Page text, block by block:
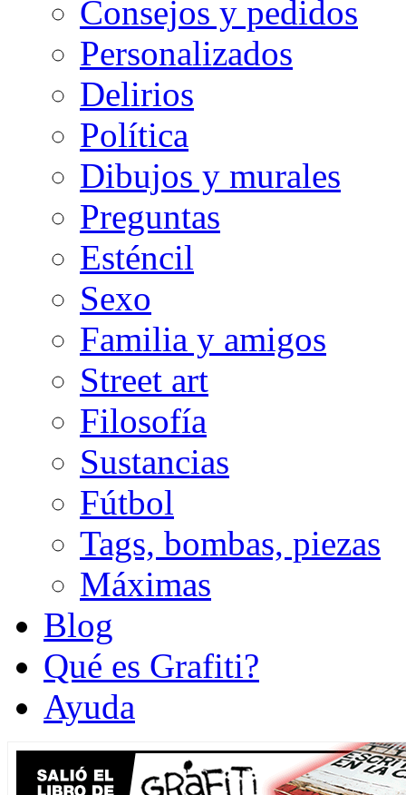
Consejos y pedidos
Personalizados
Delirios
Política
Dibujos y murales
Preguntas
Esténcil
Sexo
Familia y amigos
Street art
Filosofía
Sustancias
Fútbol
Tags, bombas, piezas
Máximas
Blog
Qué es Grafiti?
Ayuda